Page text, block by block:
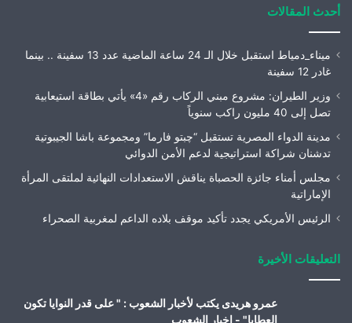
أحدث المقالات
ميناء_دمياط استقبل خلال الـ 24 ساعة الماضية عدد 13 سفينة .. بينما
غادر 12 سفينة
وزير الطيران: مشروع مبني الركاب رقم «4» يأتي بطاقة استيعابية
تصل إلى 40 مليون راكب سنوياً
مدينة الدواء المصرية تستقبل “چبتو فارما” ومجموعة باشا الجيبوتية
تدشنان شراكة استراتيجية لدعم الأمن الدوائي
مجلس أمناء جائزة الحصباة يناقش الاستعدادات النهائية لملتقى المرأة
الإماراتية
الرئيس الأمريكي يجدد تأكيد موقف بلاده الداعم لمغربية الصحراء
التعليقات الأخيرة
عمرو هريدى يكتب لأخبار الشعوب : " على قدر النوايا تكون
العطايا" - اخبار الشعوب